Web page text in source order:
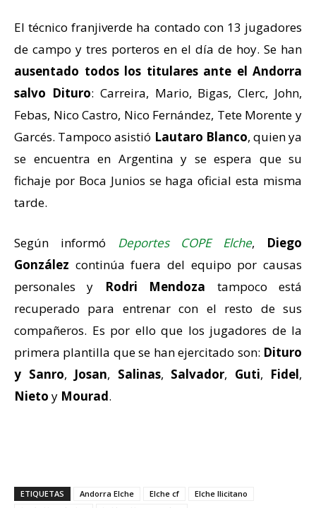
El técnico franjiverde ha contado con 13 jugadores
de campo y tres porteros en el día de hoy. Se han
ausentado todos los titulares ante el Andorra
salvo Dituro: Carreira, Mario, Bigas, Clerc, John,
Febas, Nico Castro, Nico Fernández, Tete Morente y
Garcés. Tampoco asistió Lautaro Blanco, quien ya
se encuentra en Argentina y se espera que su
fichaje por Boca Junios se haga oficial esta misma
tarde.
Según informó Deportes COPE Elche, Diego
González continúa fuera del equipo por causas
personales y Rodri Mendoza tampoco está
recuperado para entrenar con el resto de sus
compañeros. Es por ello que los jugadores de la
primera plantilla que se han ejercitado son: Dituro
y Sanro, Josan, Salinas, Salvador, Guti, Fidel,
Nieto y Mourad.
ETIQUETAS Andorra Elche Elche cf
Elche Ilicitano